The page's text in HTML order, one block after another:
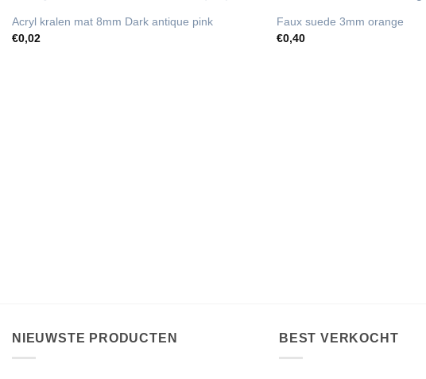
UITVERKOCHT
Acryl kralen mat 8mm Dark antique pink
€0,02
Faux suede 3mm orange
€0,40
NIEUWSTE PRODUCTEN BEST VERKOCHT